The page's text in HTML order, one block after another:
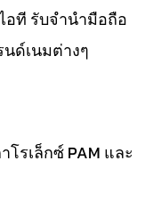
อที รับจำนำมือถือ
ด์เนมต่างๆ
รเล็กซ์ PAM และ